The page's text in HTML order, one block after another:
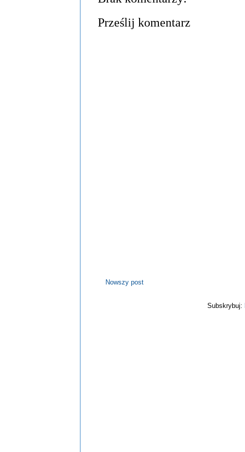
Prześlij komentarz
Nowszy post
Subskrybuj: